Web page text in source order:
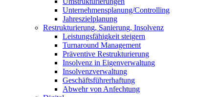
Unternehmensplanung/Controlling
Jahreszielplanung
Restrukturierung, Sanierung, Insolvenz
Leistungsfähigkeit steigern
Turnaround Management
Präventive Restrukturierung
Insolvenz in Eigenverwaltung
Insolvenzverwaltung
Geschäftsführerhaftung
Abwehr von Anfechtung